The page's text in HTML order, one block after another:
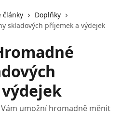
články
Doplňky
skladových příjemek a výdejek
umožní hromadně měnit